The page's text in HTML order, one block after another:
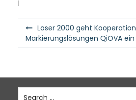
r
Laser 2000 geht
Markierungslösungen QiOVA ein